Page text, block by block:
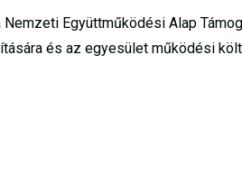
Együttműködési Alap
és az egyesület működési